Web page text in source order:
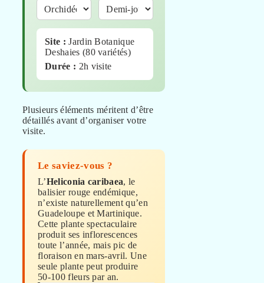
Site : Jardin Botanique
Deshaies (80 variétés)
Durée : 2h visite
Plusieurs éléments méritent d’être
détaillés avant d’organiser votre
visite.
Le saviez-vous ?
L’Heliconia caribaea, le
balisier rouge endémique,
n’existe naturellement qu’en
Guadeloupe et Martinique.
Cette plante spectaculaire
produit ses inflorescences
toute l’année, mais pic de
floraison en mars-avril. Une
seule plante peut produire
50-100 fleurs par an.